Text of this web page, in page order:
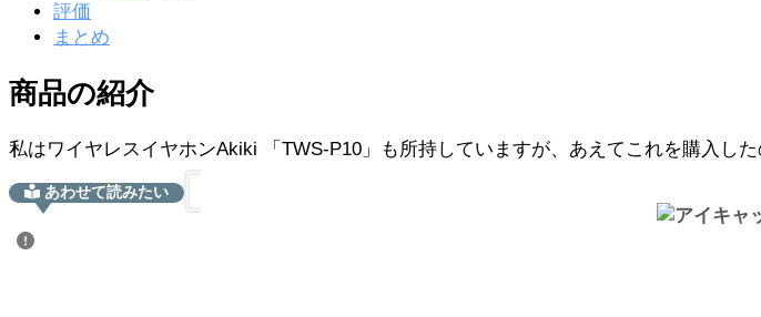
評価
まとめ
商品の紹介
私はワイヤレスイヤホンAkiki 「TWS-P10」も所持していますが、あえてこれを購入した
あわせて読みたい